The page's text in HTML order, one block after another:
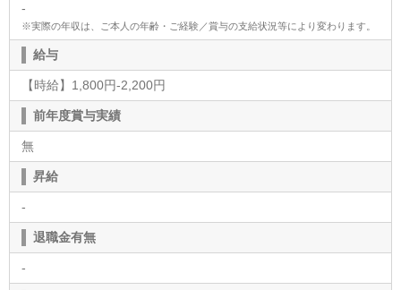
-
※実際の年収は、ご本人の年齢・ご経験／賞与の支給状況等により変わります。
給与
【時給】1,800円-2,200円
前年度賞与実績
無
昇給
-
退職金有無
-